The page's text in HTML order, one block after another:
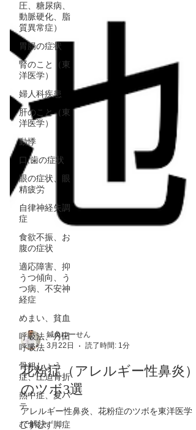
圧、糖尿病、
動脈硬化、脂
質異常症）
胃腸の症状
腎のこと（東
洋医学）
婦人科疾患
肝のこと（東
洋医学）
動悸
口,歯の症状
眼の症状、眼
精疲労
自律神経失調
症
食欲不振、お
腹の症状
適応障害、抑
うつ傾向、う
つ病、不安神
経症
めまい、貧血
呼吸法、丹田
呼吸法
骨粗しょう
症、圧迫骨折
熱中症、夏バ
テ
むずむず脚症
3月22日
読了時間: 1分
花粉症（アレルギー性鼻炎）
のツボ3選